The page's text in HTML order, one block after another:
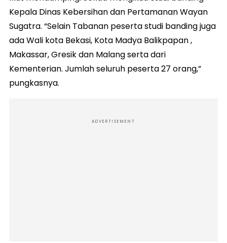
Kepala Dinas Kebersihan dan Pertamanan Wayan
Sugatra. “Selain Tabanan peserta studi banding juga
ada Wali kota Bekasi, Kota Madya Balikpapan ,
Makassar, Gresik dan Malang serta dari
Kementerian. Jumlah seluruh peserta 27 orang,”
pungkasnya.
ADVERTISEMENT